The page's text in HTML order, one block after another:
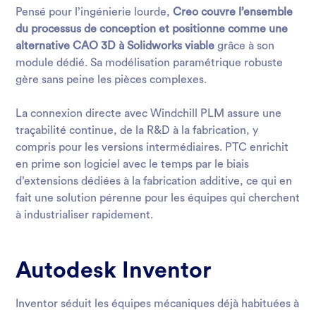
Pensé pour l’ingénierie lourde,Creo couvre l’ensemble
du processus de conception et positionne comme une
alternative CAO 3D à Solidworks viable grâce à son
module dédié. Sa modélisation paramétrique robuste
gère sans peine les pièces complexes.
La connexion directe avec Windchill PLM assure une
traçabilité continue, de la R&D à la fabrication, y
compris pour les versions intermédiaires. PTC enrichit
en prime son logiciel avec le temps par le biais
d’extensions dédiées à la fabrication additive, ce qui en
fait une solution pérenne pour les équipes qui cherchent
à industrialiser rapidement.
Autodesk Inventor
Inventor séduit les équipes mécaniques déjà habituées à